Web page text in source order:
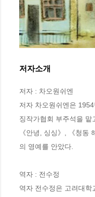
저자소개
저자 : 차오원쉬엔
저자 차오원쉬엔은
징작가협회 부주석을
《안녕, 싱싱》, 《청동
의 영예를 안았다.
역자 : 전수정
역자 전수정은 고려대